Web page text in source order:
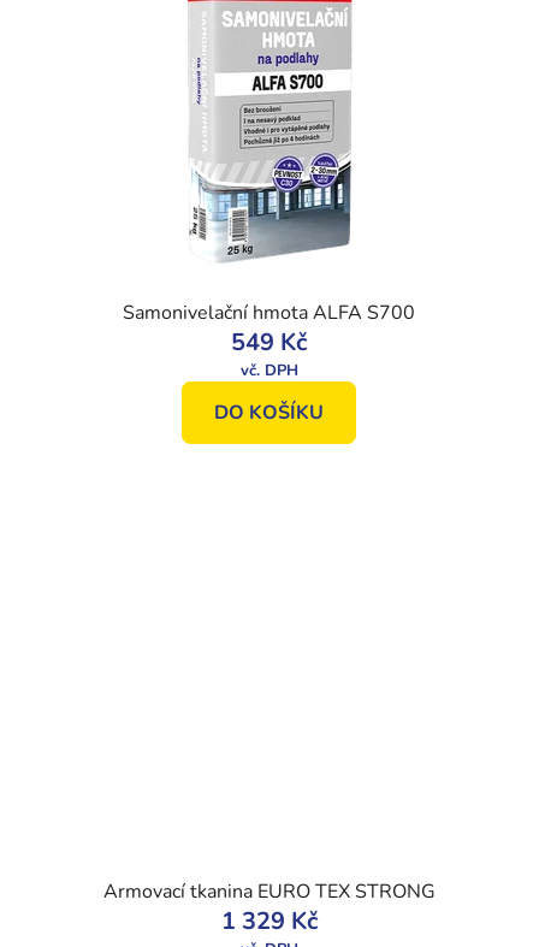
Samonivelační hmota ALFA S700
549 Kč
DO KOŠÍKU
Armovací tkanina EURO TEX STRONG
1 329 Kč